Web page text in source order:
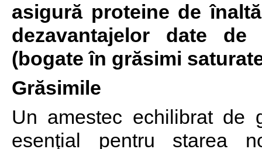
asigură proteine de
dezavantajelor date de
(bogate în grăsimi
Grăsimile
Un amestec echilibrat de
esenţial pentru starea